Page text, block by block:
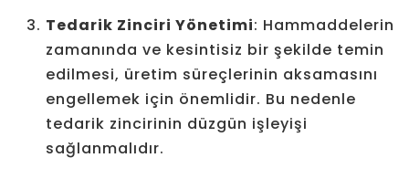
Tedarik Zinciri Yönetimi: Hammaddelerin
zamanında ve kesintisiz bir şekilde temin
edilmesi, üretim süreçlerinin aksamasını
engellemek için önemlidir. Bu nedenle
tedarik zincirinin düzgün işleyişi
sağlanmalıdır.